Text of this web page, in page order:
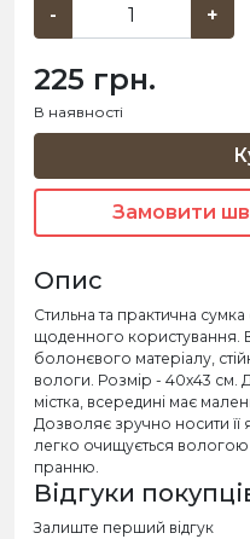
- +
225 грн.
В наявності
Замовити
Опис
Стильна та практична
щоденного користування.
болонєвого матеріалу,
вологи. Розмір - 40х43 см.
містка, всередині має
Дозволяє зручно носити її
легко очищується
пранню.
Відгуки
Залиште перший відгук